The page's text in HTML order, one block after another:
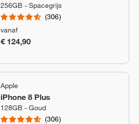
256GB - Spacegrijs
306
vanaf
€ 124,90
Apple
iPhone 8 Plus
128GB - Goud
306